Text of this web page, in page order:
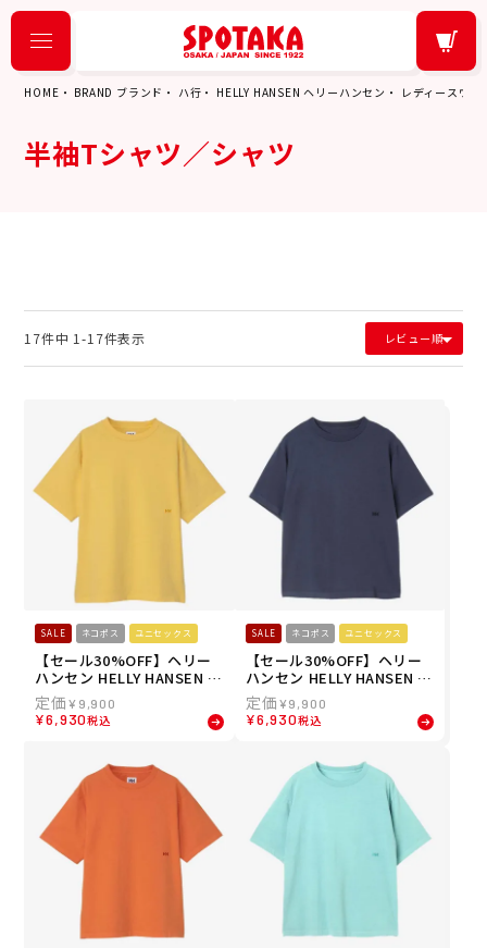
HOME BRAND ブランド ハ行 HELLY HANSEN ヘリーハンセン レディースウェ
半袖Tシャツ／シャツ
レビュー順
17件中 1-17件表示
SALE ネコポス ユニセックス
【セール30%OFF】ヘリー
ハンセン HELLY HANSEN ユ
ニセックス ショートスリー
ブワンポイントロゴガーメ
ントダイティー S/S OP LO
62642-Y 26SS
¥ 9,900
¥6,930税込
SALE ネコポス ユニセックス
【セール30%OFF】ヘリー
ハンセン HELLY HANSEN ユ
ニセックス ショートスリー
ブワンポイントロゴガーメ
ントダイティー S/S OP LO
62642-ON 26SS
¥9,900
¥6,930税込